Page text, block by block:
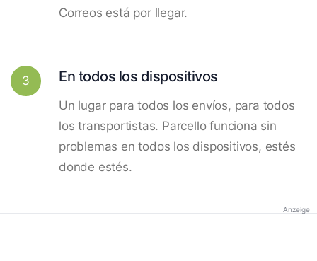
Correos está por llegar.
3 En todos los dispositivos
Un lugar para todos los envíos, para todos
los transportistas. Parcello funciona sin
problemas en todos los dispositivos, estés
donde estés.
Anzeige